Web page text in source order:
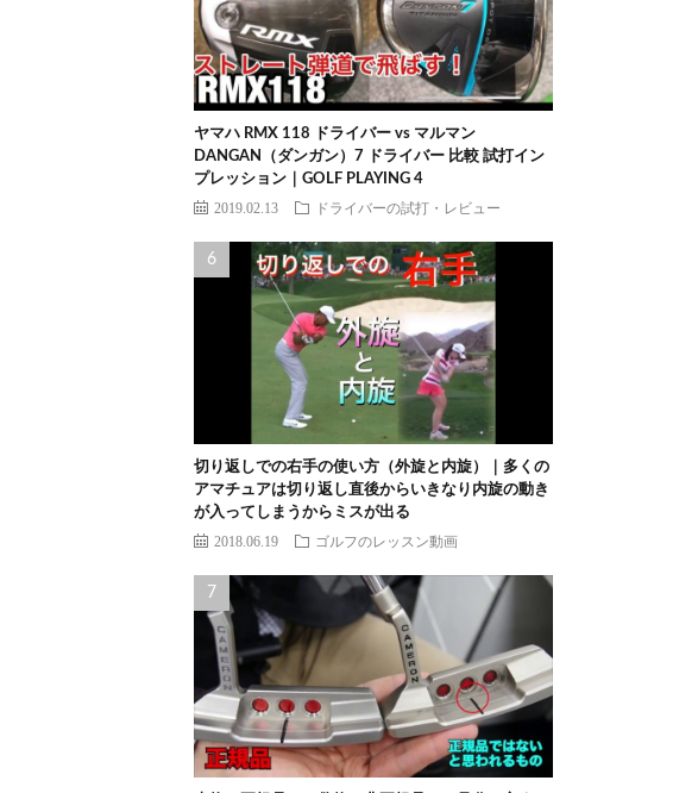
ヤマハ RMX 118 ドライバー vs マルマン
DANGAN（ダンガン）7 ドライバー 比較 試打イン
プレッション｜GOLF PLAYING 4
2019.02.13 ドライバーの試打・レビュー
切り返しでの右手の使い方（外旋と内旋）｜多くの
アマチュアは切り返し直後からいきなり内旋の動き
が入ってしまうからミスが出る
2018.06.19 ゴルフのレッスン動画